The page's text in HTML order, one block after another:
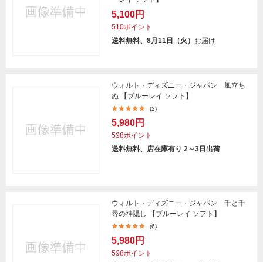
5,100円
510ポイント
送料無料、8月11日（火） お届け
ウォルト・ディズニー・ジャパン 風立ち
ぬ 【ブルーレイ ソフト】
(2)
5,980円
598ポイント
送料無料、店在庫有り 2～3日出荷
ウォルト・ディズニー・ジャパン 千と千
尋の神隠し 【ブルーレイ ソフト】
(6)
5,980円
598ポイント